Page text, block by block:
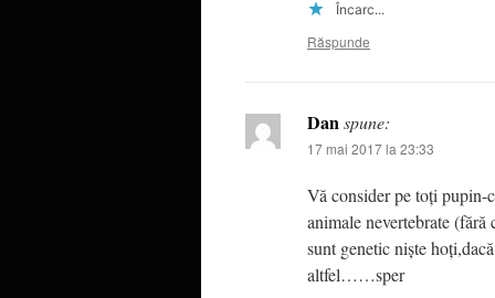
Încarc...
Răspunde
Danspune:
17 mai 2017 la 23:33
Vă consider pe toți pupin-
animale nevertebrate
sunt genetic niște
altfel……sper